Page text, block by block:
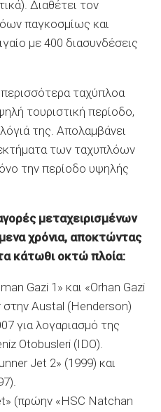
Διαθέτει τον
παγκοσμίως και
με 400 διασυνδέσεις
ταχύπλοα
τουριστική περίοδο,
της. Απολαμβάνει
των ταχυπλόων
την περίοδο υψηλής
μεταχειρισμένων
χρόνια, αποκτώντας
κάτωθι οκτώ πλοία:
Gazi 1» και «Orhan Gazi
στην Austal (Henderson)
για λογαριασμό της
Otobusleri (IDO).
Jet 2» (1999) και
(πρώην «HSC Natchan